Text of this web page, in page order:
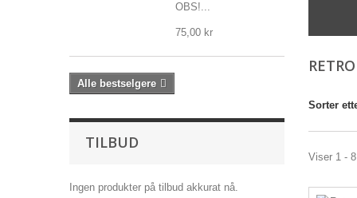
OBS!...
75,00 kr
Alle bestselgere
TILBUD
Ingen produkter på tilbud akkurat nå.
Sorter
Viser 1 -